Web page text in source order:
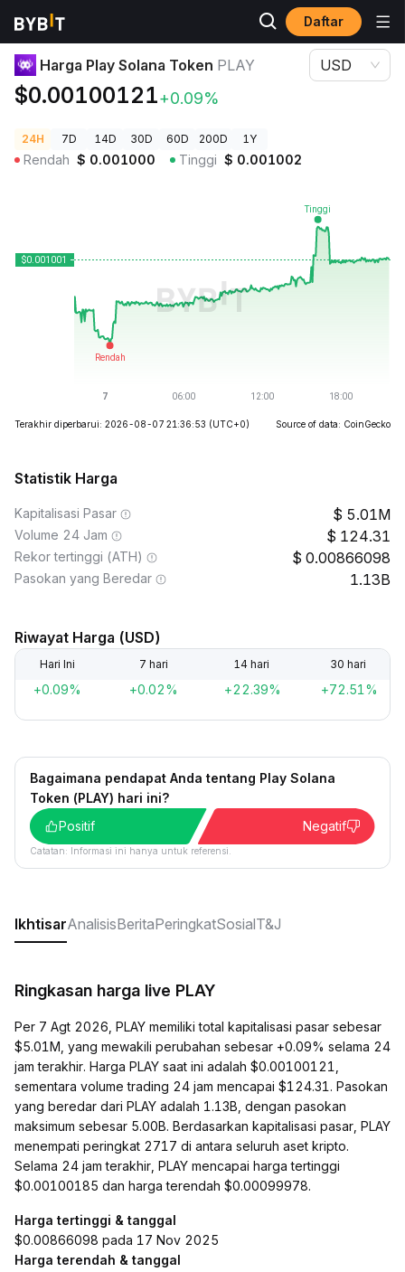
Daftar
Harga Kripto
Harga Play Solana Token PLAY
$0.00100121+0.09%
USD
24H 7D 14D 30D 60D 200D 1Y
Rendah $ 0.001000 Tinggi $ 0.001002
Terakhir diperbarui: 2026-08-07 21:36:53 (UTC+0) Source of data: CoinGecko
Statistik Harga
Kapitalisasi Pasar 5.01M
Volume 24 Jam 124.31
Rekor tertinggi (ATH) 0.00866098
Pasokan yang Beredar 1.13B
Riwayat Harga (USD)
Hari Ini 7 hari 14 hari 30 hari
+0.09% +0.02% +22.39% +72.51%
Bagaimana pendapat Anda tentang Play Solana
Token (PLAY) hari ini?
Positif
Negatif
Catatan: Informasi ini hanya untuk referensi.
IkhtisarAnalisisBeritaPeringkatSosialT&J
Ringkasan harga live PLAY
Per 7 Agt 2026, PLAY memiliki total kapitalisasi pasar sebesar
$5.01M, yang mewakili perubahan sebesar +0.09% selama 24
jam terakhir. Harga PLAY saat ini adalah $0.00100121,
sementara volume trading 24 jam mencapai $124.31. Pasokan
yang beredar dari PLAY adalah 1.13B, dengan pasokan
maksimum sebesar 5.00B. Berdasarkan kapitalisasi pasar, PLAY
menempati peringkat 2717 di antara seluruh aset kripto.
Selama 24 jam terakhir, PLAY mencapai harga tertinggi
$0.00100185 dan harga terendah $0.00099978.
Harga tertinggi & tanggal
$0.00866098 pada 17 Nov 2025
Harga terendah & tanggal